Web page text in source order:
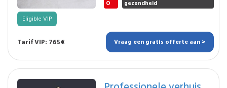
O
gezondheid
Eligible VIP
Tarif VIP: 765€ Vraag een gratis offerte aan >